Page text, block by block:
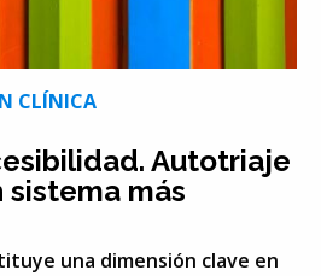
CLÍNICA
Autotriaje
sistema más
una dimensión clave en